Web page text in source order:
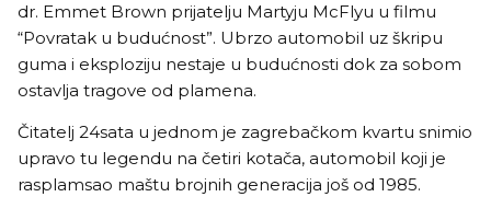
dr. Emmet Brown prijatelju Martyju McFlyu u filmu
“Povratak u budućnost”. Ubrzo automobil uz škripu
guma i eksploziju nestaje u budućnosti dok za sobom
ostavlja tragove od plamena.
Čitatelj 24sata u jednom je zagrebačkom kvartu snimio
upravo tu legendu na četiri kotača, automobil koji je
rasplamsao maštu brojnih generacija još od 1985.